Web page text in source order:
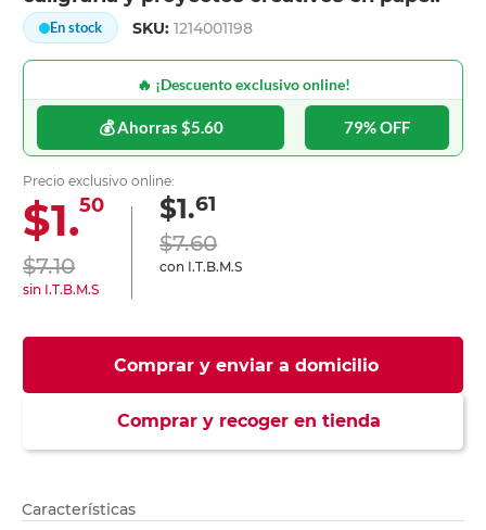
En stock SKU:1214001198
🔥 ¡Descuento exclusivo online!
💰 Ahorras $5.60 79% OFF
Precio exclusivo online:
$1.50
$7.10
sin I.T.B.M.S
$1.61
$7.60
con I.T.B.M.S
Comprar y enviar a domicilio
Comprar y recoger en tienda
Características